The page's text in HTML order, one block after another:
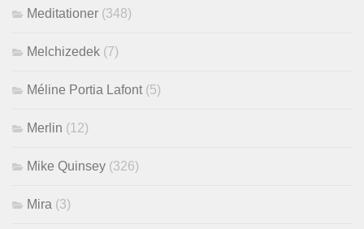
Meditationer (348)
Melchizedek (7)
Méline Portia Lafont (5)
Merlin (12)
Mike Quinsey (326)
Mira (3)